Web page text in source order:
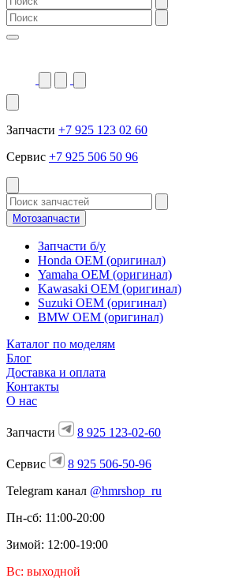
Запчасти +7 925 123 02 60
Сервис +7 925 506 50 96
Мотозапчасти
Запчасти б/у
Honda OEM (оригинал)
Yamaha OEM (оригинал)
Kawasaki OEM (оригинал)
Suzuki OEM (оригинал)
BMW OEM (оригинал)
Каталог по моделям
Блог
Доставка и оплата
Контакты
О нас
Запчасти 8 925 123-02-60
Сервис
8 925 506-50-96
Telegram канал @hmrshop_ru
Пн-сб: 11:00-20:00
Зимой: 12:00-19:00
Вс: выходной